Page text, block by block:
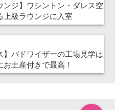
ンジ】ワシントン・ダレス空
上級ラウンジに入室
】バドワイザーの工場見学は
お土産付きで最高！